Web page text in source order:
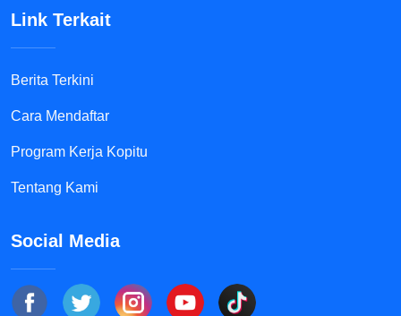
Link Terkait
Berita Terkini
Cara Mendaftar
Program Kerja Kopitu
Tentang Kami
Social Media